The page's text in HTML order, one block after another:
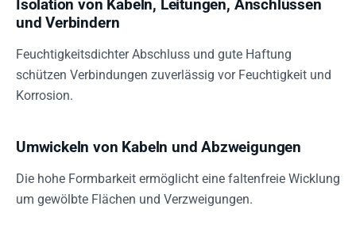
Isolation von Kabeln, Leitungen, Anschlüssen
und Verbindern
Feuchtigkeitsdichter Abschluss und gute Haftung
schützen Verbindungen zuverlässig vor Feuchtigkeit und
Korrosion.
Umwickeln von Kabeln und Abzweigungen
Die hohe Formbarkeit ermöglicht eine faltenfreie Wicklung
um gewölbte Flächen und Verzweigungen.